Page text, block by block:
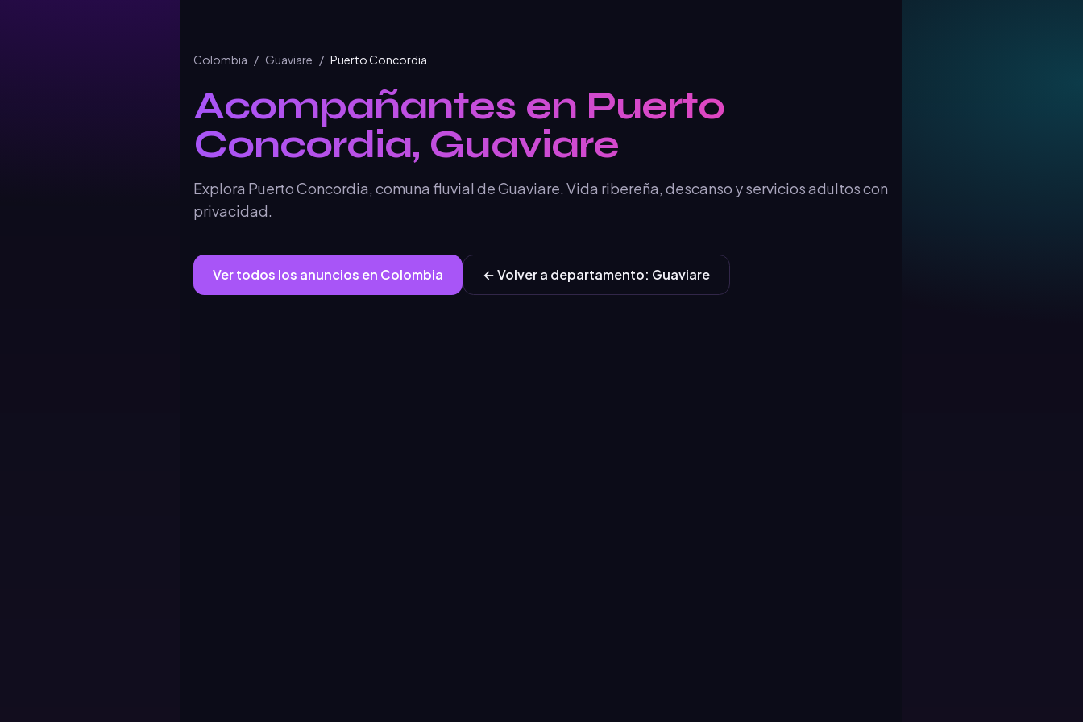
Colombia / Guaviare / Puerto Concordia
Acompañantes en Puerto
Concordia, Guaviare
Explora Puerto Concordia, comuna fluvial de Guaviare. Vida ribereña, descanso y servicios adultos con
privacidad.
Ver todos los anuncios en Colombia ← Volver a departamento: Guaviare